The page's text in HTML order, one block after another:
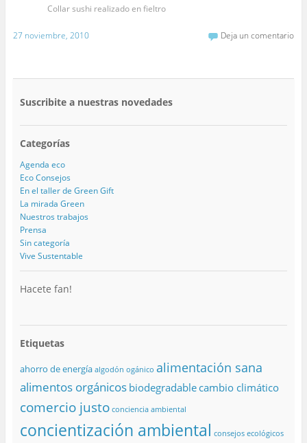
Collar sushi realizado en fieltro
27 noviembre, 2010 Deja un comentario
Suscribite a nuestras novedades
Categorías
Agenda eco
Eco Consejos
En el taller de Green Gift
La mirada Green
Nuestros trabajos
Prensa
Sin categoría
Vive Sustentable
Hacete fan!
Etiquetas
ahorro de energía algodón ogánico alimentación sana
alimentos orgánicos biodegradable cambio climático
comercio justo conciencia ambiental
concientización ambiental consejos ecológicos